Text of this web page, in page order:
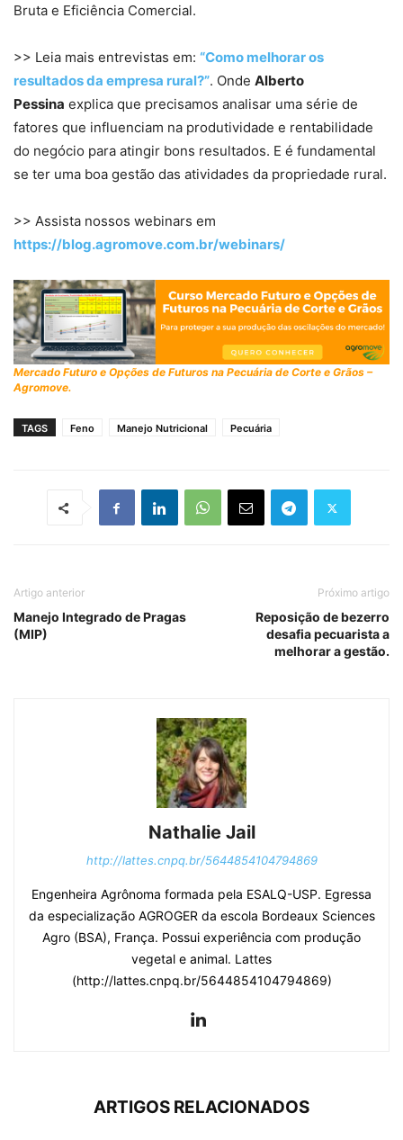
Bruta e Eficiência Comercial.
>> Leia mais entrevistas em: “Como melhorar os
resultados da empresa rural?”. Onde Alberto
Pessina explica que precisamos analisar uma série de
fatores que influenciam na produtividade e rentabilidade
do negócio para atingir bons resultados. E é fundamental
se ter uma boa gestão das atividades da propriedade rural.
>> Assista nossos webinars em
https://blog.agromove.com.br/webinars/
Mercado Futuro e Opções de Futuros na Pecuária de Corte e Grãos –
Agromove.
TAGS Feno Manejo Nutricional Pecuária
Artigo anterior
Manejo Integrado de Pragas
(MIP)
Próximo artigo
Reposição de bezerro
desafia pecuarista a
melhorar a gestão.
Nathalie Jail
http://lattes.cnpq.br/5644854104794869
Engenheira Agrônoma formada pela ESALQ-USP. Egressa
da especialização AGROGER da escola Bordeaux Sciences
Agro (BSA), França. Possui experiência com produção
vegetal e animal. Lattes
(http://lattes.cnpq.br/5644854104794869)
ARTIGOS RELACIONADOS